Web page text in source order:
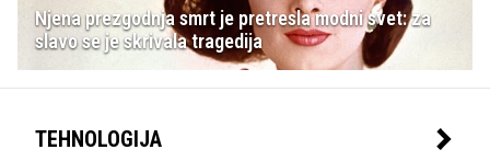
Njena prezgodnja smrt je pretresla modni svet: za
slavo se je skrivala tragedija
TEHNOLOGIJA